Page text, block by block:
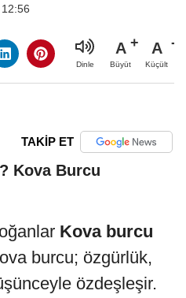
Dinle
A
Büyüt
A
Küçült
TAKİP ET
Kova Burcu
Kova burcu
burcu; özgürlük,
özdeşleşir.